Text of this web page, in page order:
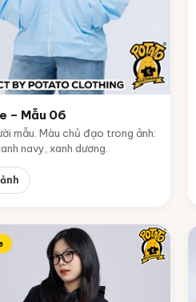
– Mẫu 06
mẫu. Màu chủ đạo trong ảnh:
navy, xanh dương.